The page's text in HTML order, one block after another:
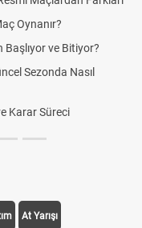
Oynanır?
ve Bitiyor?
Sezonda Nasıl
Karar Süreci
At Yarışı